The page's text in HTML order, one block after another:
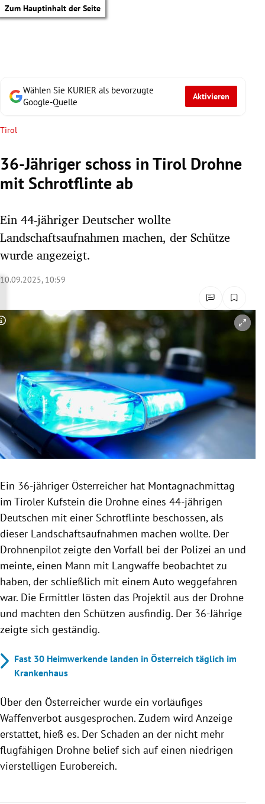
Zum Hauptinhalt der Seite
Untermenü
Untermenü
Untermenü
Untermenü
Untermenü
Untermenü
Untermenü
Untermenü
Wählen Sie KURIER als bevorzugte
Google-Quelle
Aktivieren
Tirol
36-Jähriger schoss in Tirol Drohne
mit Schrotflinte ab
Ein 44-jähriger Deutscher wollte
Landschaftsaufnahmen machen, der Schütze
wurde angezeigt.
10.09.2025, 10:59
Copyright-Hinweis öffnen/schließen
Ein 36-jähriger Österreicher hat Montagnachmittag
im Tiroler Kufstein die Drohne eines 44-jährigen
Deutschen mit einer Schrotflinte beschossen, als
dieser Landschaftsaufnahmen machen wollte. Der
Drohnenpilot zeigte den Vorfall bei der Polizei an und
meinte, einen Mann mit Langwaffe beobachtet zu
haben, der schließlich mit einem Auto weggefahren
war. Die Ermittler lösten das Projektil aus der Drohne
und machten den Schützen ausfindig. Der 36-Jährige
zeigte sich geständig.
Fast 30 Heimwerkende landen in Österreich täglich im
Krankenhaus
Über den Österreicher wurde ein vorläufiges
Waffenverbot ausgesprochen. Zudem wird Anzeige
erstattet, hieß es. Der Schaden an der nicht mehr
flugfähigen Drohne belief sich auf einen niedrigen
vierstelligen Eurobereich.